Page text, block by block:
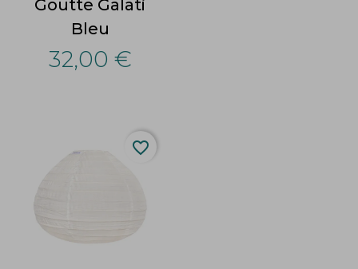
Goutte Galati
Bleu
32,00 €
favorite_border